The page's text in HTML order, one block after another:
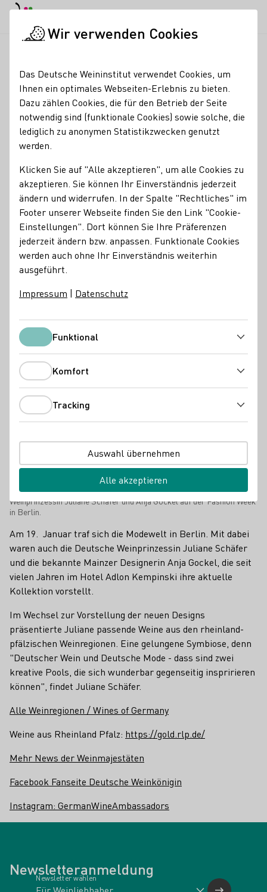
Gelungene Symbiose:
Mode & Wein auf der
Fashion Week Berlin
" Es war mir eine Freude, die Fashion-Profis vom Catwalk
in den Weinberg zu entführen", so Juliane Schäfer über
ihren Einsatz auf der Fashion Week in Berlin.
DWM
Weinprinzessin Juliane Schäfer und Anja Gockel auf der Fashion Week
in Berlin.
Am 19. Januar traf sich die Modewelt in Berlin. Mit dabei
waren auch die Deutsche Weinprinzessin Juliane Schäfer
und die bekannte Mainzer Designerin Anja Gockel, die seit
vielen Jahren im Hotel Adlon Kempinski ihre aktuelle
Kollektion vorstellt.
Im Wechsel zur Vorstellung der neuen Designs
präsentierte Juliane passende Weine aus den rheinland-
pfälzischen Weinregionen. Eine gelungene Symbiose, denn
"Deutscher Wein und Deutsche Mode - dass sind zwei
kreative Pools, die sich wunderbar gegenseitig inspririeren
können", findet Juliane Schäfer.
Alle Weinregionen / Wines of Germany
Weine aus Rheinland Pfalz: https://gold.rlp.de/
Mehr News der Weinmajestäten
Facebook Fanseite Deutsche Weinkönigin
Instagram: GermanWineAmbassadors
Newsletteranmeldung
Newsletter wählen
Wir verwenden Cookies
Das Deutsche Weininstitut verwendet Cookies, um
Ihnen ein optimales Webseiten-Erlebnis zu bieten.
Dazu zählen Cookies, die für den Betrieb der Seite
notwendig sind (funktionale Cookies) sowie solche, die
lediglich zu anonymen Statistikzwecken genutzt
werden.
Klicken Sie auf "Alle akzeptieren", um alle Cookies zu
akzeptieren. Sie können Ihr Einverständnis jederzeit
ändern und widerrufen. In der Spalte "Rechtliches" im
Footer unserer Webseite finden Sie den Link "Cookie-
Einstellungen". Dort können Sie Ihre Präferenzen
jederzeit ändern bzw. anpassen. Funktionale Cookies
werden auch ohne Ihr Einverständnis weiterhin
ausgeführt.
Impressum | Datenschutz
FunktionalFunktional
Komfort
Tracking
Auswahl übernehmen
Alle akzeptieren